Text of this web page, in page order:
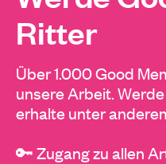
Ritter
Über 1.000 Good
unsere Arbeit.
erhalte unter
🔑 Zugang zu allen